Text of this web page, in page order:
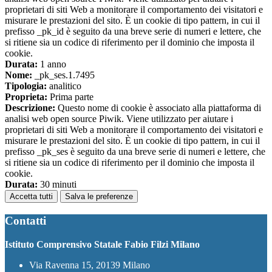
proprietari di siti Web a monitorare il comportamento dei visitatori e
misurare le prestazioni del sito. È un cookie di tipo pattern, in cui il
prefisso _pk_id è seguito da una breve serie di numeri e lettere, che
si ritiene sia un codice di riferimento per il dominio che imposta il
cookie.
Durata: 1 anno
Nome: _pk_ses.1.7495
Tipologia: analitico
Proprieta: Prima parte
Descrizione: Questo nome di cookie è associato alla piattaforma di
analisi web open source Piwik. Viene utilizzato per aiutare i
proprietari di siti Web a monitorare il comportamento dei visitatori e
misurare le prestazioni del sito. È un cookie di tipo pattern, in cui il
prefisso _pk_ses è seguito da una breve serie di numeri e lettere, che
si ritiene sia un codice di riferimento per il dominio che imposta il
cookie.
Durata: 30 minuti
Accetta tutti Salva le preferenze
Contatti
Istituto Comprensivo Statale Fabio Filzi Milano
Via Ravenna 15, 20139 Milano